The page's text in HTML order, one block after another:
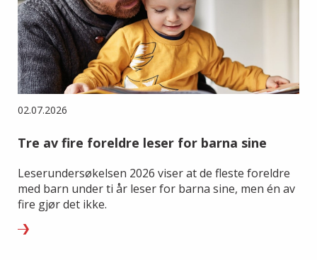
02.07.2026
Tre av fire foreldre leser for barna sine
Leserundersøkelsen 2026 viser at de fleste foreldre
med barn under ti år leser for barna sine, men én av
fire gjør det ikke.